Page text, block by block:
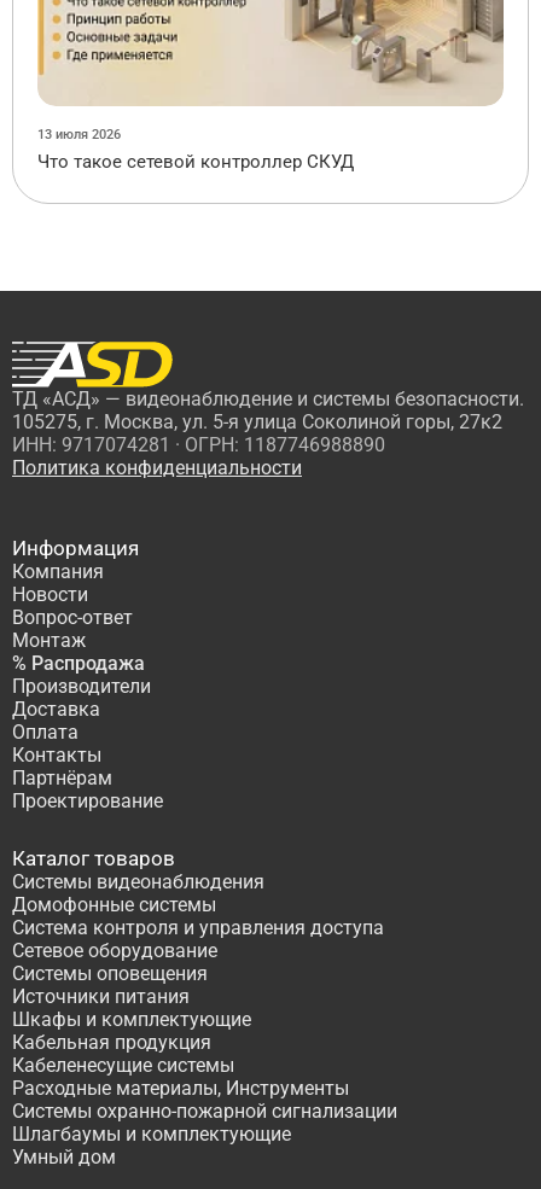
13 июля 2026
Что такое сетевой контроллер СКУД
ТД «АСД» — видеонаблюдение и системы безопасности.
105275, г. Москва, ул. 5-я улица Соколиной горы, 27к2
ИНН: 9717074281 · ОГРН: 1187746988890
Политика конфиденциальности
Информация
Компания
Новости
Вопрос-ответ
Монтаж
% Распродажа
Производители
Доставка
Оплата
Контакты
Партнёрам
Проектирование
Каталог товаров
Системы видеонаблюдения
Домофонные системы
Система контроля и управления доступа
Сетевое оборудование
Системы оповещения
Источники питания
Шкафы и комплектующие
Кабельная продукция
Кабеленесущие системы
Расходные материалы, Инструменты
Системы охранно-пожарной сигнализации
Шлагбаумы и комплектующие
Умный дом